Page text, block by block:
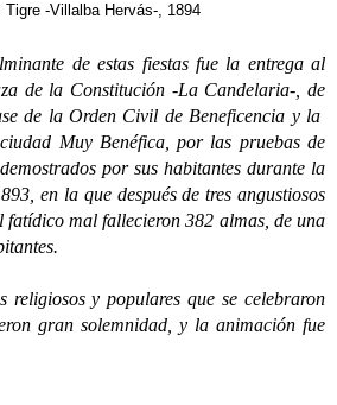
Tigre -Villalba Hervás-, 1894
de estas fiestas fue la entrega al
de la Constitución -La Candelaria-, de
de la Orden Civil de Beneficencia y la
Muy Benéfica, por las pruebas de
por sus habitantes durante la
en la que después de tres angustiosos
fatídico mal fallecieron 382 almas, de una
y populares que se celebraron
gran solemnidad, y la animación fue